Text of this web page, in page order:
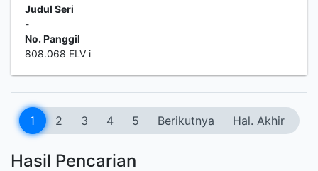
Judul Seri
-
No. Panggil
808.068 ELV i
1 2 3 4 5 Berikutnya Hal. Akhir
Hasil Pencarian